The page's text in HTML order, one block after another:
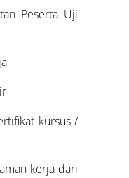
Peserta Uji
kursus /
kerja dari